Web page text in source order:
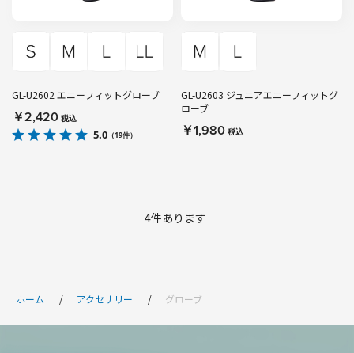
GL-U2602 エニーフィットグローブ
￥2,420 税込
5.0 （19件）
GL-U2603 ジュニアエニーフィットグ
ローブ
￥1,980 税込
4件あります
ホーム アクセサリー グローブ